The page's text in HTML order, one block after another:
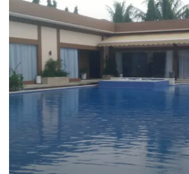
di
TABANAN